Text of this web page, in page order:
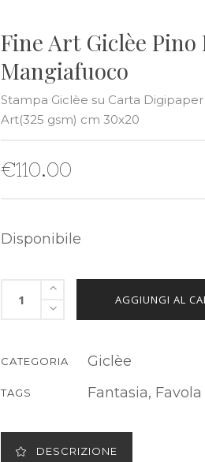
Fine Art Giclèe
Mangiafuoco
Stampa Giclèe su Carta
Art(325 gsm) cm 30x20
€110.00
Disponibile
AGGIUNGI AL
CATEGORIA Giclèe
TAGS Fantasia, Favola
DESCRIZIONE